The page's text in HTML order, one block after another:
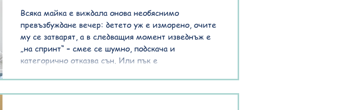
Всяка майка е виждала онова необяснимо
превъзбуждане вечер: детето уж е изморено, очите
му се затварят, а в следващия момент изведнъж е
„на спринт“ – смее се шумно, подскача и
категорично отказва сън. Или пък е
свръхстимулация – състояние, което възниква,